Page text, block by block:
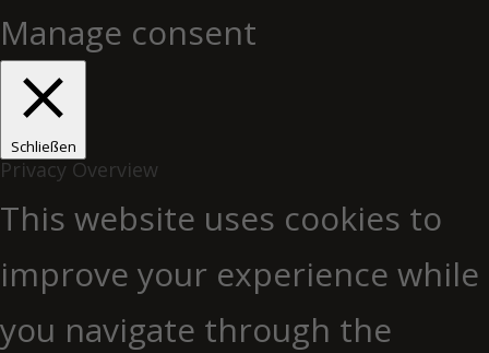
Manage consent
Schließen
Privacy Overview
This website uses cookies to
improve your experience while
you navigate through the